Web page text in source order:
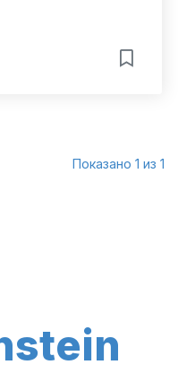
Показано 1 из 1